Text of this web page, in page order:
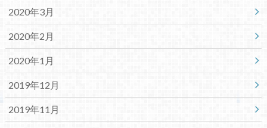
2020年3月
2020年2月
2020年1月
2019年12月
2019年11月